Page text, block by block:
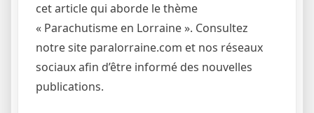
cet article qui aborde le thème
« Parachutisme en Lorraine ». Consultez
notre site paralorraine.com et nos réseaux
sociaux afin d’être informé des nouvelles
publications.